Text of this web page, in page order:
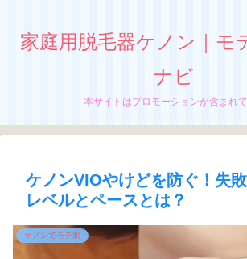
家庭用脱毛器ケノン｜モ
ナビ
本サイトはプロモーションが含まれ
ケノンVIOやけどを防ぐ！失
レベルとペースとは？
ケノンでモテ肌